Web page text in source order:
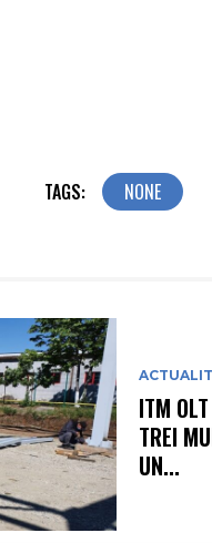
TAGS: NONE
ITM
TREI
UN...